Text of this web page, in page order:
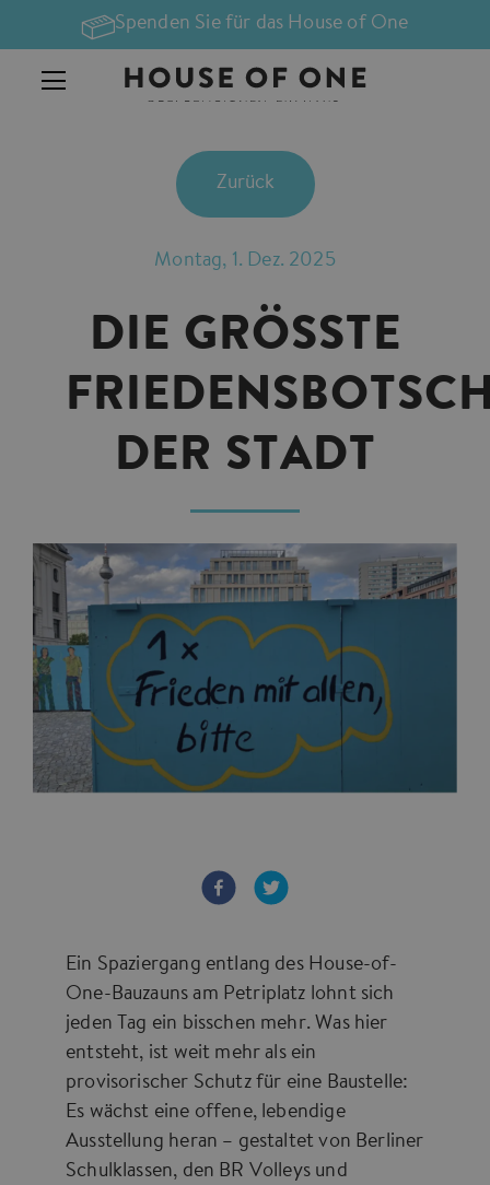
Spenden Sie für das House of One
Zurück
Montag, 1. Dez. 2025
DIE GRÖSSTE F
ER STADT
Ein Spaziergang entlang des House-of-
One-Bauzauns am Petriplatz lohnt sich
jeden Tag ein bisschen mehr. Was hier
entsteht, ist weit mehr als ein
provisorischer Schutz für eine Baustelle:
Es wächst eine offene, lebendige
Ausstellung heran – gestaltet von Berliner
Schulklassen, den BR Volleys und